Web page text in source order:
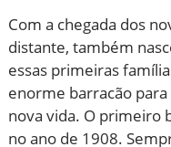
Com a chegada dos
distante, também
essas primeiras
enorme barracão para
nova vida. O primeiro
no ano de 1908.